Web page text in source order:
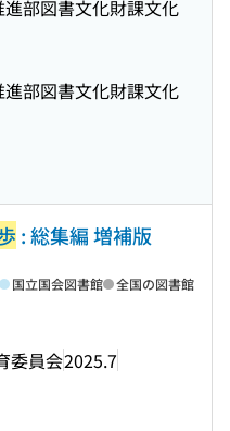
部図書文化財課文化
部図書文化財課文化
: 総集編 増補版
委員会2025.7
国立国会図書館 全国の図書館